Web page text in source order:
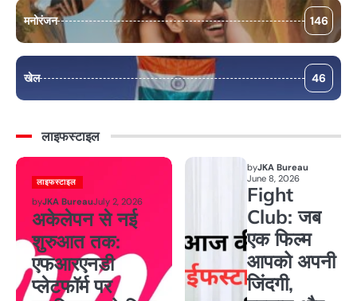
मनोरंजन 146
खेल 46
लाइफस्टाइल
लाइफस्टाइल
byJKA BureauJuly 2, 2026
अकेलेपन से नई
शुरुआत तक:
एफआरएनडी
प्लेटफॉर्म पर
byJKA Bureau
June 8, 2026
Fight
Club: जब
एक फिल्म
आपको अपनी
जिंदगी,